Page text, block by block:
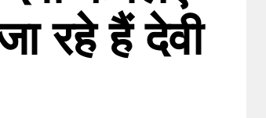
रहे हैं देवी